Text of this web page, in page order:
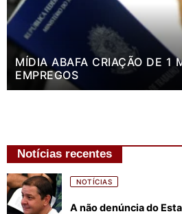
MÍDIA ABAFA CRIAÇÃO DE 1
EMPREGOS
Notícias recentes
NOTÍCIAS
A não denúncia do